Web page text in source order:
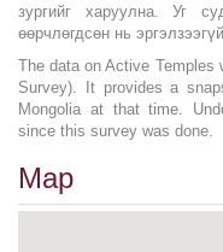
зургийг харуулна. Уг
өөрчлөгдсөн нь
The data on Active Temples
Survey). It provides a
Mongolia at that time.
since this survey was done.
Map